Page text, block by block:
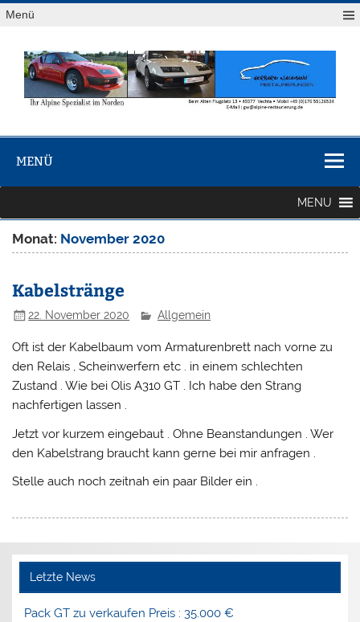
Zum
Inhalt
Menü
Alpine
Restaurierung
13 • 49377 Vechta • Mobil 0176.55126524
MENÜ
MENU
Monat: November 2020
Kabelstränge
22. November 2020 Allgemein
Oft ist der Kabelbaum vom Armaturenbrett nach vorne zu
den Relais , Scheinwerfern etc . in einem schlechten
Zustand . Wie bei Olis A310 GT . Ich habe den Strang
nachfertigen lassen .
Jetzt vor kurzem eingebaut . Ohne Beanstandungen . Wer
den Kabelstrang braucht kann gerne bei mir anfragen .
Stelle auch noch zeitnah ein paar Bilder ein .
Letzte News
Pack GT zu verkaufen Preis : 35.000 €